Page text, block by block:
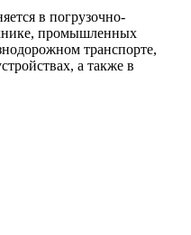
в погрузочно-
промышленных
транспорте,
а также в